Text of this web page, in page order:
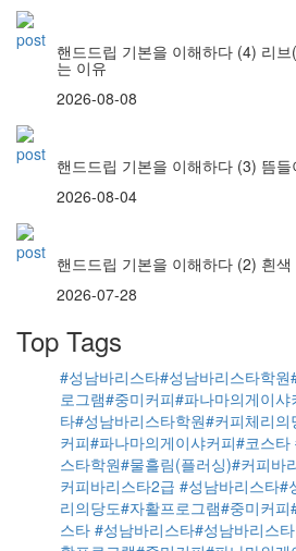
핸드드립 기본을 이해하다 (4) 리
는 이유
2026-08-08
핸드드립 기본을 이해하다 (3) 뜸들
2026-08-04
핸드드립 기본을 이해하다 (2) 흰
2026-07-28
Top Tags
#성남바리스타#성남바리스타학
로그램#중미커피#파나마의게이
타#성남바리스타학원#커피체리
커피#파나마의게이샤커피#코스타
스타학원#물흘림(플러싱)#커피바
커피바리스타2급 #성남바리스타#
리의당도#자활프로그램#중미커
스타 #성남바리스타#성남바리스